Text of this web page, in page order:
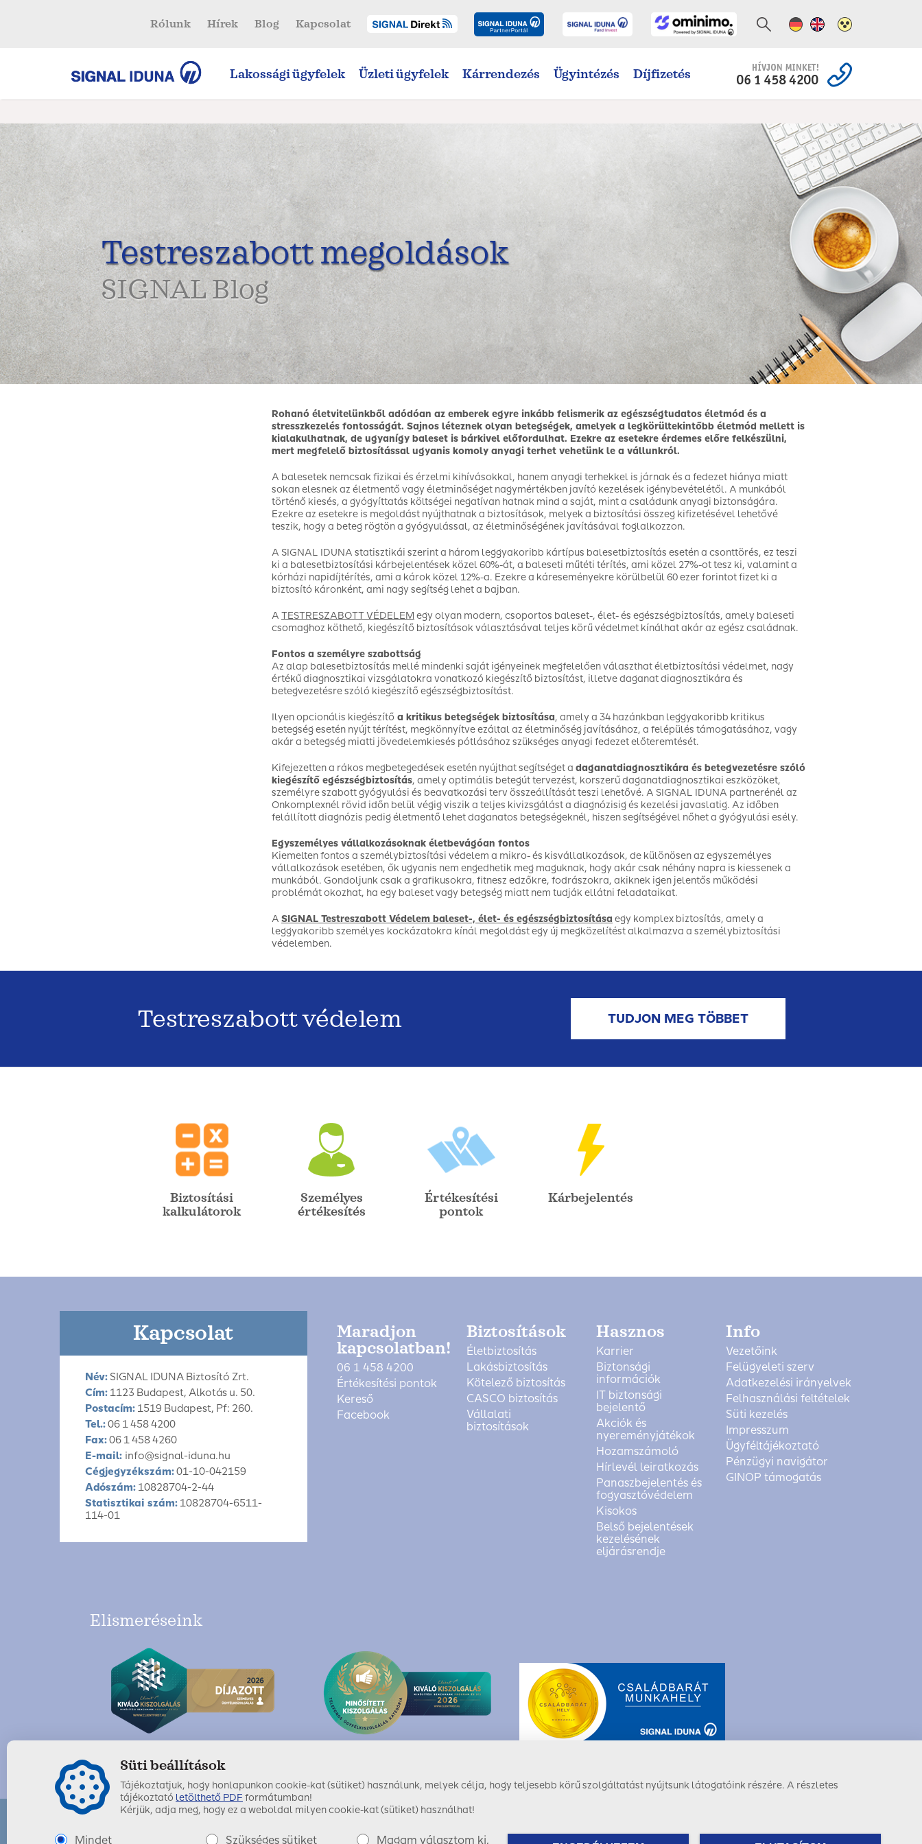
Rólunk Hírek Blog Kapcsolat Német változat
Angol változat
Lakossági ügyfelek Üzleti ügyfelek Kárrendezés Ügyintézés Díjfizetés
Testreszabott megoldások
SIGNAL Blog
Rohanó életvitelünkből adódóan az emberek egyre inkább felismerik az egészségtudatos életmód és a
stresszkezelés fontosságát. Sajnos léteznek olyan betegségek, amelyek a legkörültekintőbb életmód mellett is
kialakulhatnak, de ugyanígy baleset is bárkivel előfordulhat. Ezekre az esetekre érdemes előre felkészülni,
mert megfelelő biztosítással ugyanis komoly anyagi terhet vehetünk le a vállunkról.
A balesetek nemcsak fizikai és érzelmi kihívásokkal, hanem anyagi terhekkel is járnak és a fedezet hiánya miatt
sokan elesnek az életmentő vagy életminőséget nagymértékben javító kezelések igénybevételétől. A munkából
történő kiesés, a gyógyíttatás költségei negatívan hatnak mind a saját, mint a családunk anyagi biztonságára.
Ezekre az esetekre is megoldást nyújthatnak a biztosítások, melyek a biztosítási összeg kifizetésével lehetővé
teszik, hogy a beteg rögtön a gyógyulással, az életminőségének javításával foglalkozzon.
A SIGNAL IDUNA statisztikái szerint a három leggyakoribb kártípus balesetbiztosítás esetén a csonttörés, ez teszi
ki a balesetbiztosítási kárbejelentések közel 60%-át, a baleseti műtéti térítés, ami közel 27%-ot tesz ki, valamint a
kórházi napidíjtérítés, ami a károk közel 12%-a. Ezekre a káreseményekre körülbelül 60 ezer forintot fizet ki a
biztosító káronként, ami nagy segítség lehet a bajban.
A TESTRESZABOTT VÉDELEM egy olyan modern, csoportos baleset-, élet- és egészségbiztosítás, amely baleseti
csomaghoz köthető, kiegészítő biztosítások választásával teljes körű védelmet kínálhat akár az egész családnak.
Fontos a személyre szabottság
Az alap balesetbiztosítás mellé mindenki saját igényeinek megfelelően választhat életbiztosítási védelmet, nagy
értékű diagnosztikai vizsgálatokra vonatkozó kiegészítő biztosítást, illetve daganat diagnosztikára és
betegvezetésre szóló kiegészítő egészségbiztosítást.
Ilyen opcionális kiegészítő a kritikus betegségek biztosítása, amely a 34 hazánkban leggyakoribb kritikus
betegség esetén nyújt térítést, megkönnyítve ezáltal az életminőség javításához, a felépülés támogatásához, vagy
akár a betegség miatti jövedelemkiesés pótlásához szükséges anyagi fedezet előteremtését.
Kifejezetten a rákos megbetegedések esetén nyújthat segítséget a daganatdiagnosztikára és betegvezetésre szóló
kiegészítő egészségbiztosítás, amely optimális betegút tervezést, korszerű daganatdiagnosztikai eszközöket,
személyre szabott gyógyulási és beavatkozási terv összeállítását teszi lehetővé. A SIGNAL IDUNA partnerénél az
Onkomplexnél rövid időn belül végig viszik a teljes kivizsgálást a diagnózisig és kezelési javaslatig. Az időben
felállított diagnózis pedig életmentő lehet daganatos betegségeknél, hiszen segítségével nőhet a gyógyulási esély.
Egyszemélyes vállalkozásoknak életbevágóan fontos
Kiemelten fontos a személybiztosítási védelem a mikro- és kisvállalkozások, de különösen az egyszemélyes
vállalkozások esetében, ők ugyanis nem engedhetik meg maguknak, hogy akár csak néhány napra is kiessenek a
munkából. Gondoljunk csak a grafikusokra, fitnesz edzőkre, fodrászokra, akiknek igen jelentős működési
problémát okozhat, ha egy baleset vagy betegség miatt nem tudják ellátni feladataikat.
A SIGNAL Testreszabott Védelem baleset-, élet- és egészségbiztosítása egy komplex biztosítás, amely a
leggyakoribb személyes kockázatokra kínál megoldást egy új megközelítést alkalmazva a személybiztosítási
védelemben.
Testreszabott védelem TUDJON MEG TÖBBET
Biztosítási
kalkulátorok
Személyes
értékesítés
Értékesítési
pontok
Kárbejelentés
Kapcsolat
Név: SIGNAL IDUNA Biztosító Zrt.
Cím: 1123 Budapest, Alkotás u. 50.
Postacím: 1519 Budapest, Pf: 260.
Tel.:06 1 458 4200
Fax:06 1 458 4260
E-mail: info@signal-iduna.hu
Cégjegyzékszám:01-10-042159
Adószám: 10828704-2-44
Statisztikai szám: 10828704-6511-
114-01
Maradjon
kapcsolatban!
06 1 458 4200
Értékesítési pontok
Kereső
Facebook
Biztosítások
Életbiztosítás
Lakásbiztosítás
Kötelező biztosítás
CASCO biztosítás
Vállalati
biztosítások
Hasznos
Karrier
Biztonsági
információk
IT biztonsági
bejelentő
Akciók és
nyereményjátékok
Hozamszámoló
Hírlevél leiratkozás
Panaszbejelentés és
fogyasztóvédelem
Kisokos
Belső bejelentések
kezelésének
eljárásrendje
Info
Vezetőink
Felügyeleti szerv
Adatkezelési irányelvek
Felhasználási feltételek
Süti kezelés
Impresszum
Ügyféltájékoztató
Pénzügyi navigátor
GINOP támogatás
Elismeréseink
Süti beállítások
Tájékoztatjuk, hogy honlapunkon cookie-kat (sütiket) használunk, melyek célja, hogy teljesebb körű szolgáltatást nyújtsunk látogatóink részére. A részletes
tájékoztató letölthető PDF formátumban!
Kérjük, adja meg, hogy ez a weboldal milyen cookie-kat (sütiket) használhat!
Mindet Szükséges sütiket Magam választom ki,